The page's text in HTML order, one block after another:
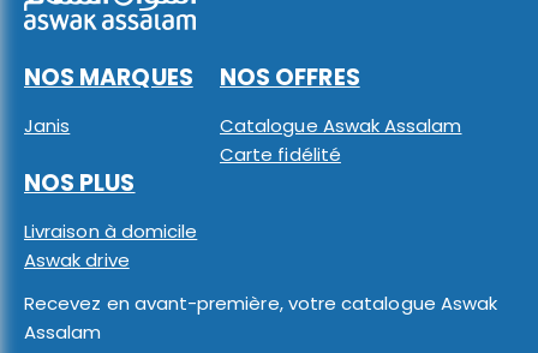
NOS MARQUES
Janis
NOS OFFRES
Catalogue Aswak Assalam
Carte fidélité
NOS PLUS
Livraison à domicile
Aswak drive
Recevez en avant-première, votre catalogue Aswak
Assalam